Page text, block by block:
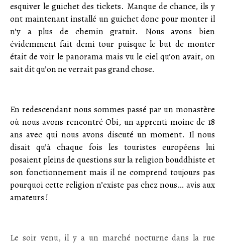
esquiver le guichet des tickets. Manque de chance, ils y
ont maintenant installé un guichet donc pour monter il
n’y a plus de chemin gratuit. Nous avons bien
évidemment fait demi tour puisque le but de monter
était de voir le panorama mais vu le ciel qu’on avait, on
sait dit qu’on ne verrait pas grand chose.
En redescendant nous sommes passé par un monastère
où nous avons rencontré Obi, un apprenti moine de 18
ans avec qui nous avons discuté un moment. Il nous
disait qu’à chaque fois les touristes européens lui
posaient pleins de questions sur la religion bouddhiste et
son fonctionnement mais il ne comprend toujours pas
pourquoi cette religion n’existe pas chez nous… avis aux
amateurs !
Le soir venu, il y a un marché nocturne dans la rue